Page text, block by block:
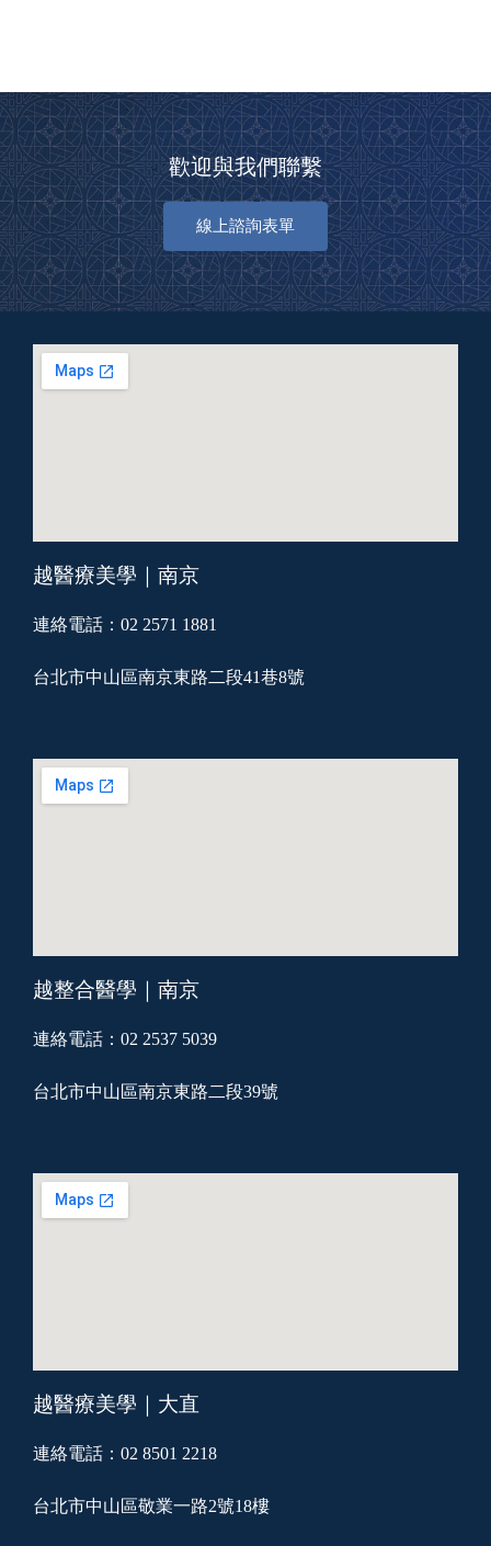
歡迎與我們聯繫
線上諮詢表單
越醫療美學｜南京
連絡電話：02 2571 1881
台北市中山區南京東路二段41巷8號
越整合醫學｜南京
連絡電話：02 2537 5039
台北市中山區南京東路二段39號
越醫療美學｜大直
連絡電話：02 8501 2218
台北市中山區敬業一路2號18樓